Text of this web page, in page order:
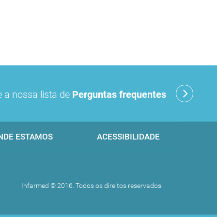
a nossa lista de Perguntas frequentes
ESTAMOS ACESSIBILIDADE
Infarmed © 2016. Todos os direitos reservados